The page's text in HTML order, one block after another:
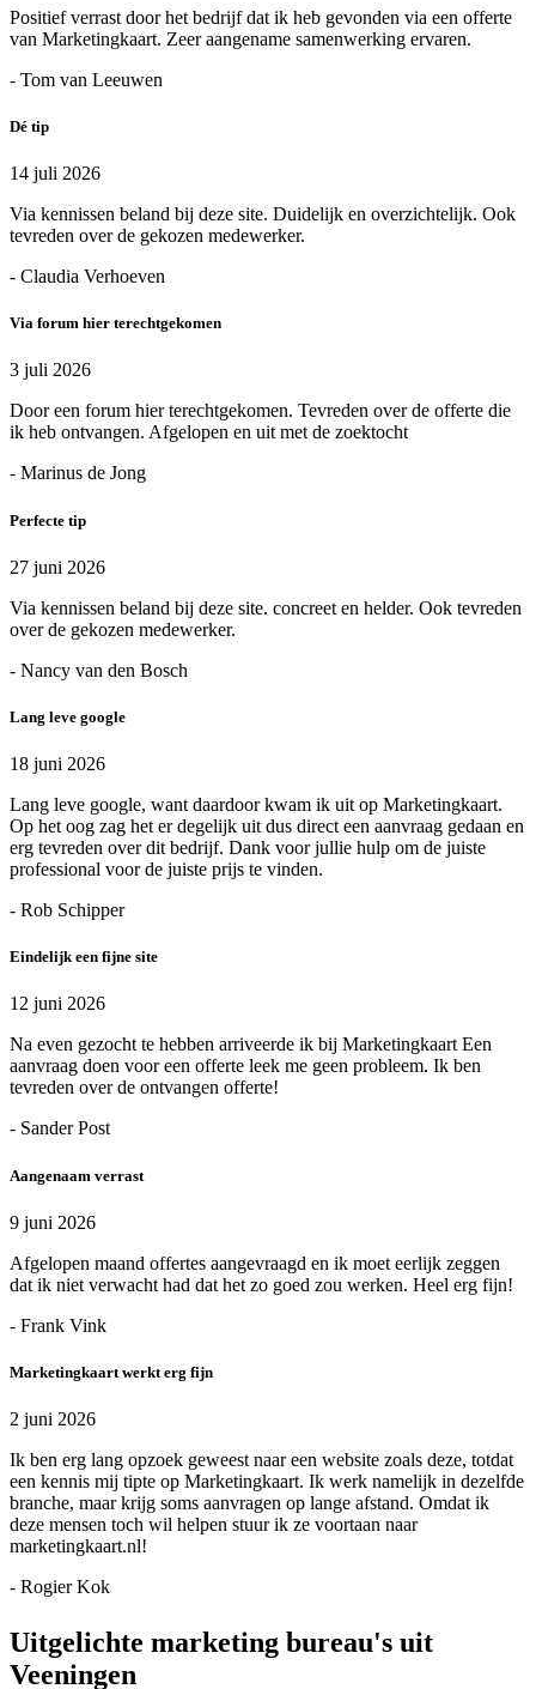
Positief verrast door het bedrijf dat ik heb gevonden via een offerte
van Marketingkaart. Zeer aangename samenwerking ervaren.
- Tom van Leeuwen
Dé tip
14 juli 2026
Via kennissen beland bij deze site. Duidelijk en overzichtelijk. Ook
tevreden over de gekozen medewerker.
- Claudia Verhoeven
Via forum hier terechtgekomen
3 juli 2026
Door een forum hier terechtgekomen. Tevreden over de offerte die
ik heb ontvangen. Afgelopen en uit met de zoektocht
- Marinus de Jong
Perfecte tip
27 juni 2026
Via kennissen beland bij deze site. concreet en helder. Ook tevreden
over de gekozen medewerker.
- Nancy van den Bosch
Lang leve google
18 juni 2026
Lang leve google, want daardoor kwam ik uit op Marketingkaart.
Op het oog zag het er degelijk uit dus direct een aanvraag gedaan en
erg tevreden over dit bedrijf. Dank voor jullie hulp om de juiste
professional voor de juiste prijs te vinden.
- Rob Schipper
Eindelijk een fijne site
12 juni 2026
Na even gezocht te hebben arriveerde ik bij Marketingkaart Een
aanvraag doen voor een offerte leek me geen probleem. Ik ben
tevreden over de ontvangen offerte!
- Sander Post
Aangenaam verrast
9 juni 2026
Afgelopen maand offertes aangevraagd en ik moet eerlijk zeggen
dat ik niet verwacht had dat het zo goed zou werken. Heel erg fijn!
- Frank Vink
Marketingkaart werkt erg fijn
2 juni 2026
Ik ben erg lang opzoek geweest naar een website zoals deze, totdat
een kennis mij tipte op Marketingkaart. Ik werk namelijk in dezelfde
branche, maar krijg soms aanvragen op lange afstand. Omdat ik
deze mensen toch wil helpen stuur ik ze voortaan naar
marketingkaart.nl!
- Rogier Kok
Uitgelichte marketing bureau's uit
Veeningen